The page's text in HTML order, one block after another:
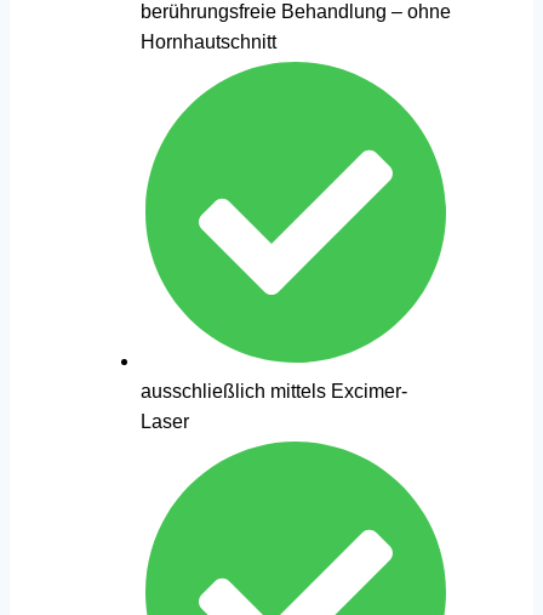
berührungsfreie Behandlung – ohne
Hornhautschnitt
ausschließlich mittels Excimer-
Laser